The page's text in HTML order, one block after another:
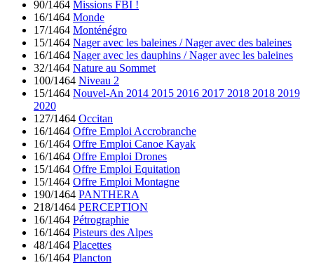
90/1464 Missions FBI !
16/1464 Monde
17/1464 Monténégro
15/1464 Nager avec les baleines / Nager avec des baleines
16/1464 Nager avec les dauphins / Nager avec les baleines
32/1464 Nature au Sommet
100/1464 Niveau 2
15/1464 Nouvel-An 2014 2015 2016 2017 2018 2018 2019
2020
127/1464 Occitan
16/1464 Offre Emploi Accrobranche
16/1464 Offre Emploi Canoe Kayak
16/1464 Offre Emploi Drones
15/1464 Offre Emploi Equitation
15/1464 Offre Emploi Montagne
190/1464 PANTHERA
218/1464 PERCEPTION
16/1464 Pétrographie
16/1464 Pisteurs des Alpes
48/1464 Placettes
16/1464 Plancton